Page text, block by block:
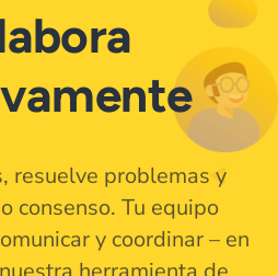
resuelve problemas y
consenso. Tu equipo
y coordinar – en